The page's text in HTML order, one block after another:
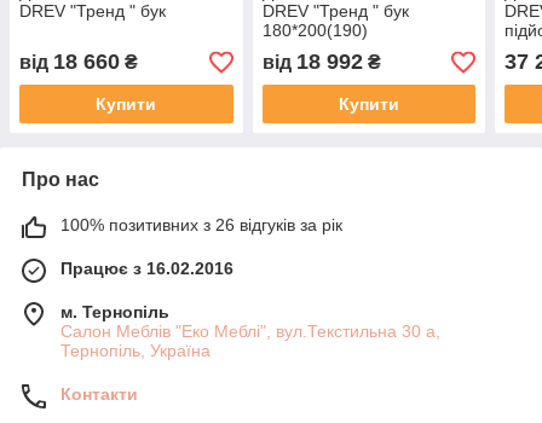
DREV "Тренд " бук
від 18 660 ₴
Купити
DREV "Тренд " бук
180*200(190)
від 18 992₴
Купити
37
Про нас
100% позитивних з 26 відгуків за рік
Працює з 16.02.2016
м. Тернопіль
Салон Меблів "Еко Меблі", вул.Текстильна 30 а,
Тернопіль, Україна
Контакти